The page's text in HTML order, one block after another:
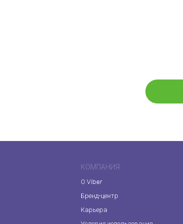
КОМПАНИЯ
О Viber
Бренд-центр
Карьера